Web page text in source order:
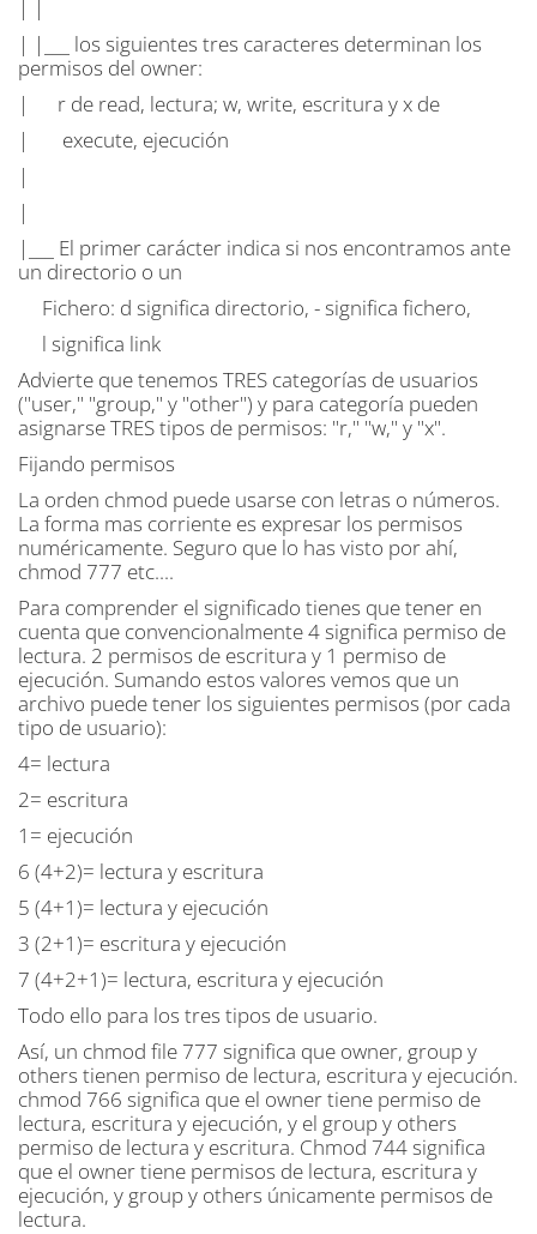
| |___ los siguientes tres caracteres determinan los
permisos del owner:
| r de read, lectura; w, write, escritura y x de
| execute, ejecución
|
|
|___ El primer carácter indica si nos encontramos ante
un directorio o un
Fichero: d significa directorio, - significa fichero,
l significa link
Advierte que tenemos TRES categorías de usuarios
("user," "group," y "other") y para categoría pueden
asignarse TRES tipos de permisos: "r," "w," y "x".
Fijando permisos
La orden chmod puede usarse con letras o números.
La forma mas corriente es expresar los permisos
numéricamente. Seguro que lo has visto por ahí,
chmod 777 etc....
Para comprender el significado tienes que tener en
cuenta que convencionalmente 4 significa permiso de
lectura. 2 permisos de escritura y 1 permiso de
ejecución. Sumando estos valores vemos que un
archivo puede tener los siguientes permisos (por cada
tipo de usuario):
4= lectura
2= escritura
1= ejecución
6 (4+2)= lectura y escritura
5 (4+1)= lectura y ejecución
3 (2+1)= escritura y ejecución
7 (4+2+1)= lectura, escritura y ejecución
Todo ello para los tres tipos de usuario.
Así, un chmod file 777 significa que owner, group y
others tienen permiso de lectura, escritura y ejecución.
chmod 766 significa que el owner tiene permiso de
lectura, escritura y ejecución, y el group y others
permiso de lectura y escritura. Chmod 744 significa
que el owner tiene permisos de lectura, escritura y
ejecución, y group y others únicamente permisos de
lectura.